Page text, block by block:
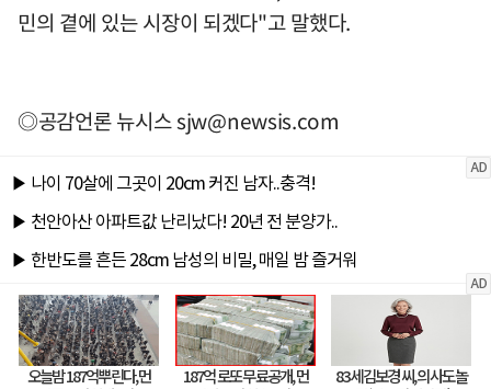
민의 곁에 있는 시장이 되겠다"고 말했다.
◎공감언론 뉴시스sjw@newsis.com